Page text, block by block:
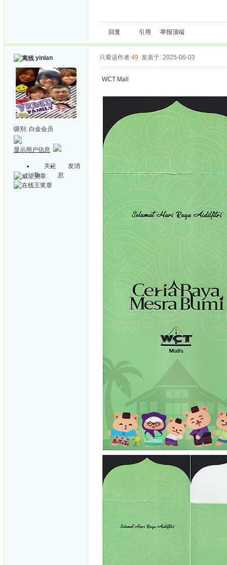
回复 引用 举报顶端
yinlan
级别: 白金会员
显示用户信息
关注
Ta
发消
息
只看该作者 49 发表于: 2025-06-03
WCT Mall